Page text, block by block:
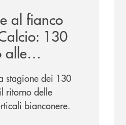
al fianco
130
alle
stagione dei 130
ritorno delle
bianconere.